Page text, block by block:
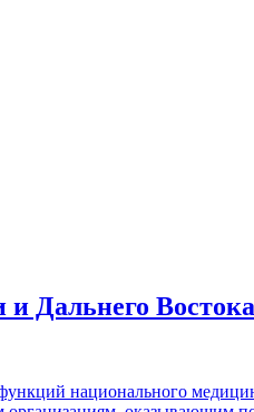
Дальнего Востока
национального